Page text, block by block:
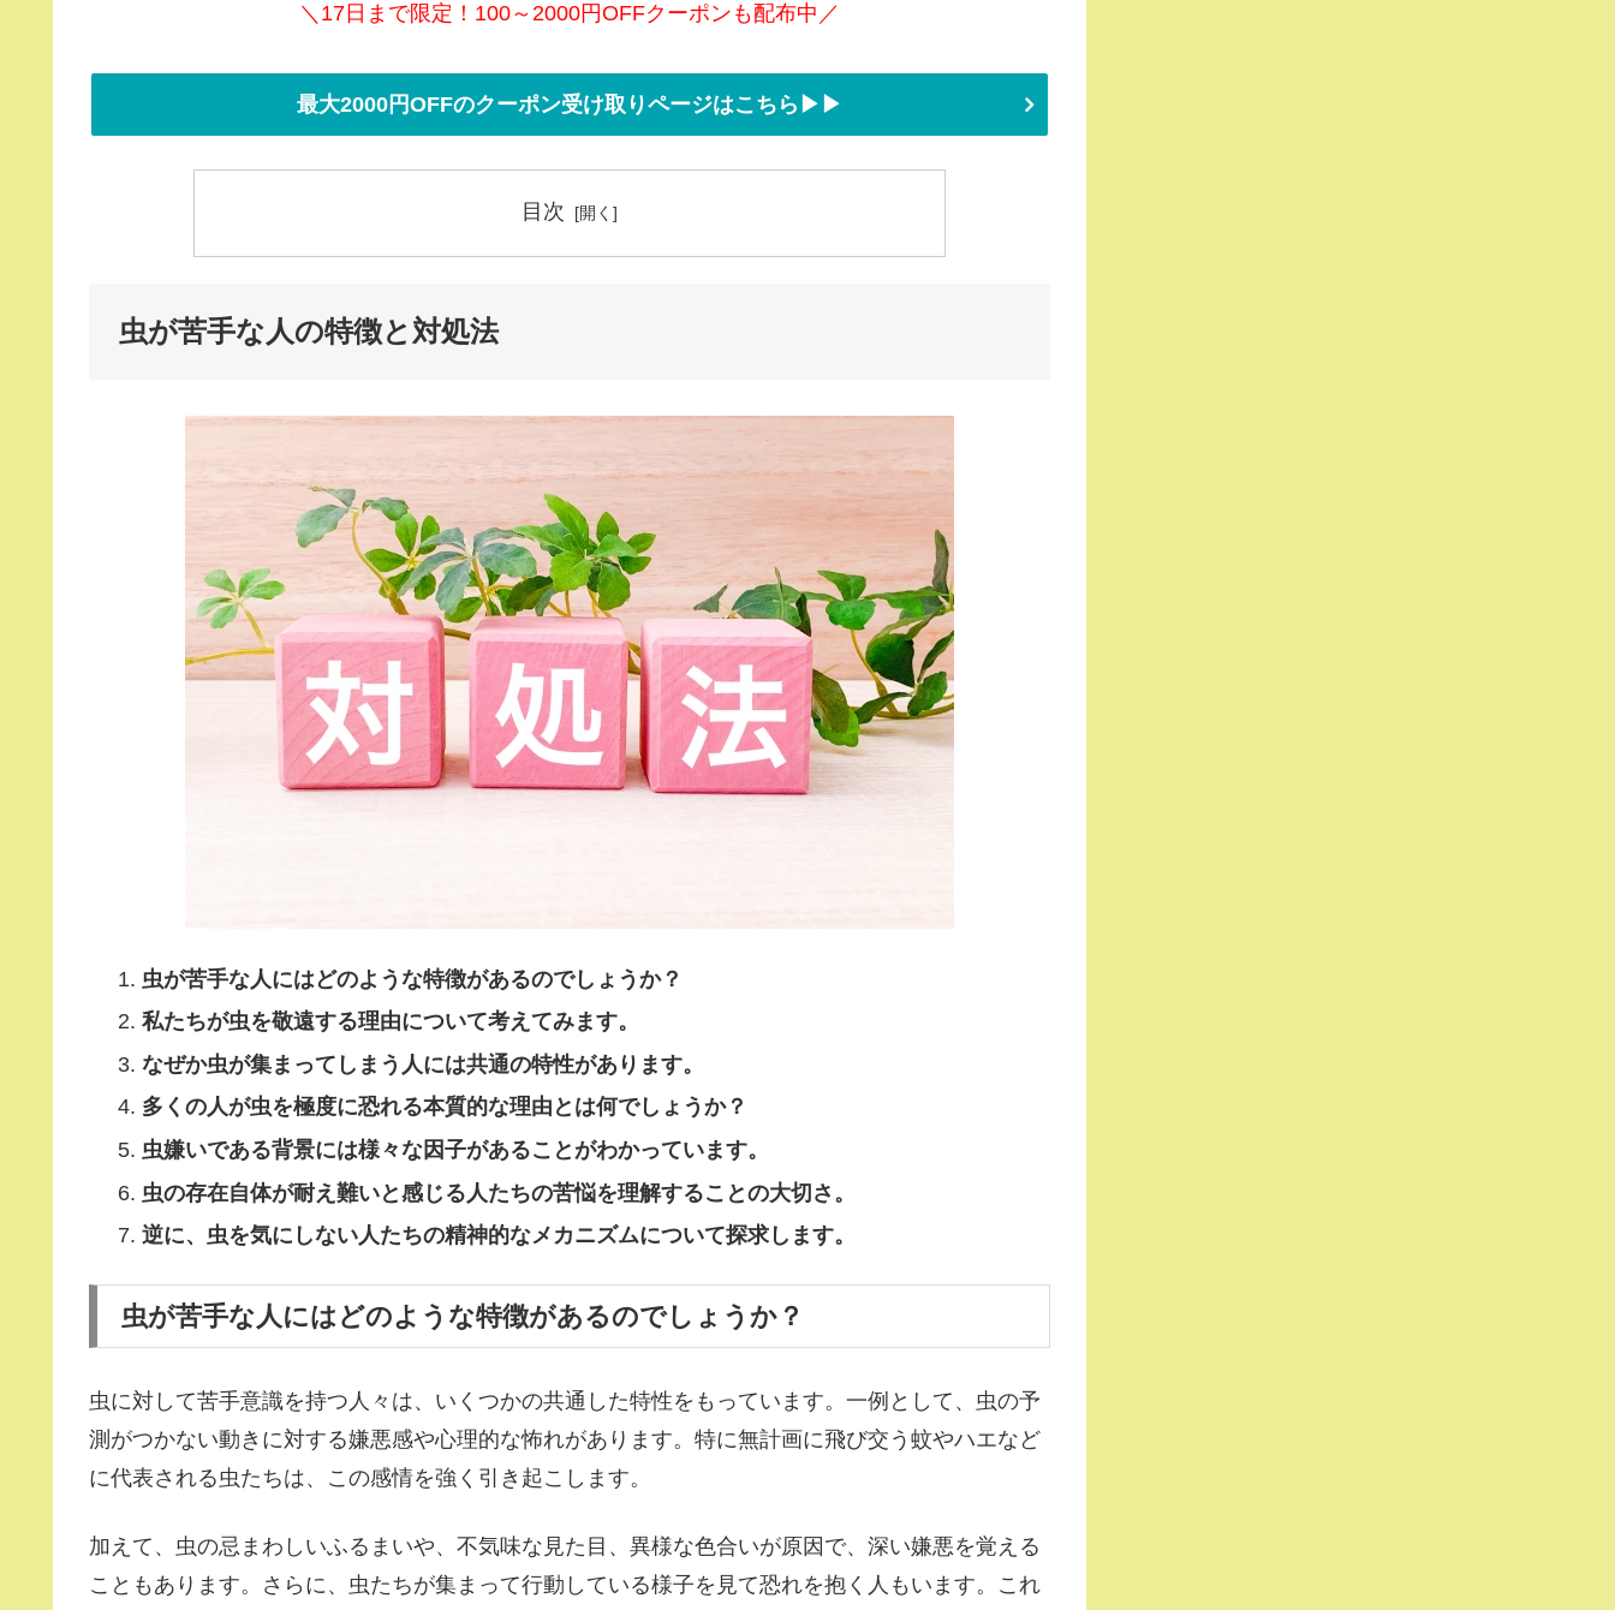
＼17日まで限定！100～2000円OFFクーポンも配布中／
最大2000円OFFのクーポン受け取りページはこちら▶▶
目次
虫が苦手な人の特徴と対処法
虫が苦手な人にはどのような特徴があるのでしょうか？
私たちが虫を敬遠する理由について考えてみます。
なぜか虫が集まってしまう人には共通の特性があります。
多くの人が虫を極度に恐れる本質的な理由とは何でしょうか？
虫嫌いである背景には様々な因子があることがわかっています。
虫の存在自体が耐え難いと感じる人たちの苦悩を理解することの大切さ。
逆に、虫を気にしない人たちの精神的なメカニズムについて探求します。
虫が苦手な人にはどのような特徴があるのでしょうか？
虫に対して苦手意識を持つ人々は、いくつかの共通した特性をもっています。一例として、虫の予
測がつかない動きに対する嫌悪感や心理的な怖れがあります。特に無計画に飛び交う蚊やハエなど
に代表される虫たちは、この感情を強く引き起こします。
加えて、虫の忌まわしいふるまいや、不気味な見た目、異様な色合いが原因で、深い嫌悪を覚える
こともあります。さらに、虫たちが集まって行動している様子を見て恐れを抱く人もいます。これ